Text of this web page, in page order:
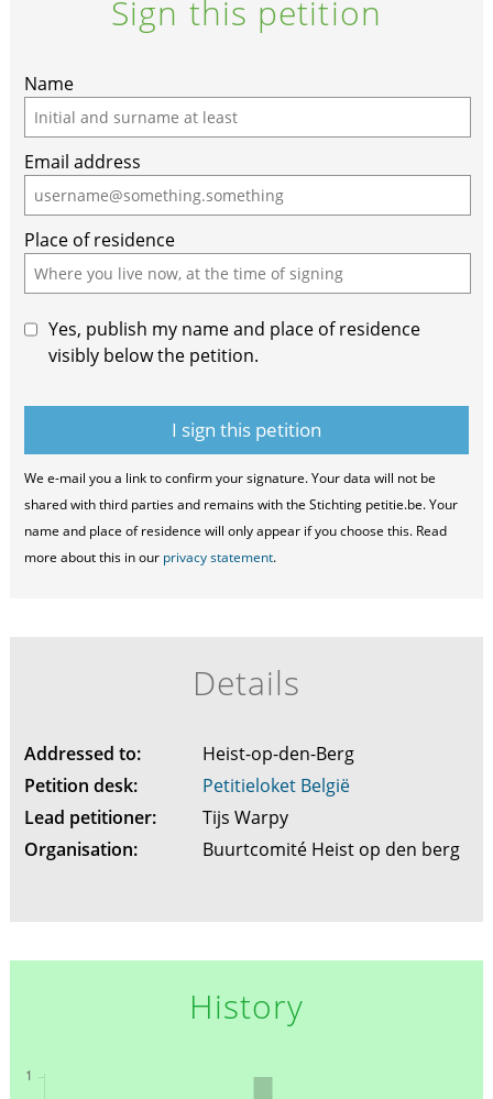
Sign this petition
Name
Email address
Place of residence
Yes, publish my name and place of residence
visibly below the petition.
We e-mail you a link to confirm your signature. Your data will not be
shared with third parties and remains with the Stichting petitie.be. Your
name and place of residence will only appear if you choose this. Read
more about this in our privacy statement.
Details
Addressed to:
Heist-op-den-Berg
Petition desk:
Petitieloket België
Lead petitioner:
Tijs Warpy
Organisation:
Buurtcomité Heist op den berg
History